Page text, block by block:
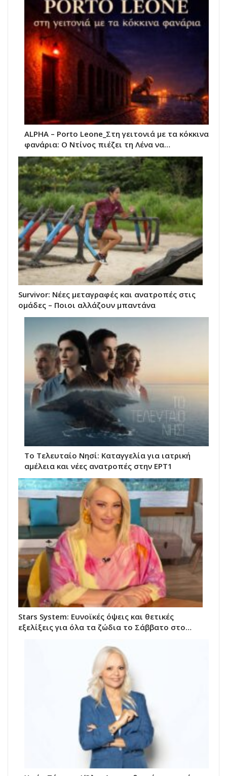
ALPHA – Porto Leone_Στη γειτονιά με τα κόκκινα
φανάρια: Ο Ντίνος πιέζει τη Λένα να…
Survivor: Νέες μεταγραφές και ανατροπές στις
ομάδες – Ποιοι αλλάζουν μπαντάνα
Το Τελευταίο Νησί: Καταγγελία για ιατρική
αμέλεια και νέες ανατροπές στην ΕΡΤ1
Stars System: Ευνοϊκές όψεις και θετικές
εξελίξεις για όλα τα ζώδια το Σάββατο στο…